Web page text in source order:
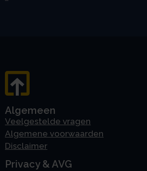
Algemeen
Veelgestelde vragen
Algemene voorwaarden
Disclaimer
Privacy & AVG